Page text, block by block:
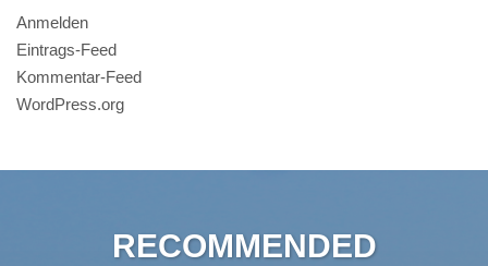
Anmelden
Eintrags-Feed
Kommentar-Feed
WordPress.org
RECOMMENDED